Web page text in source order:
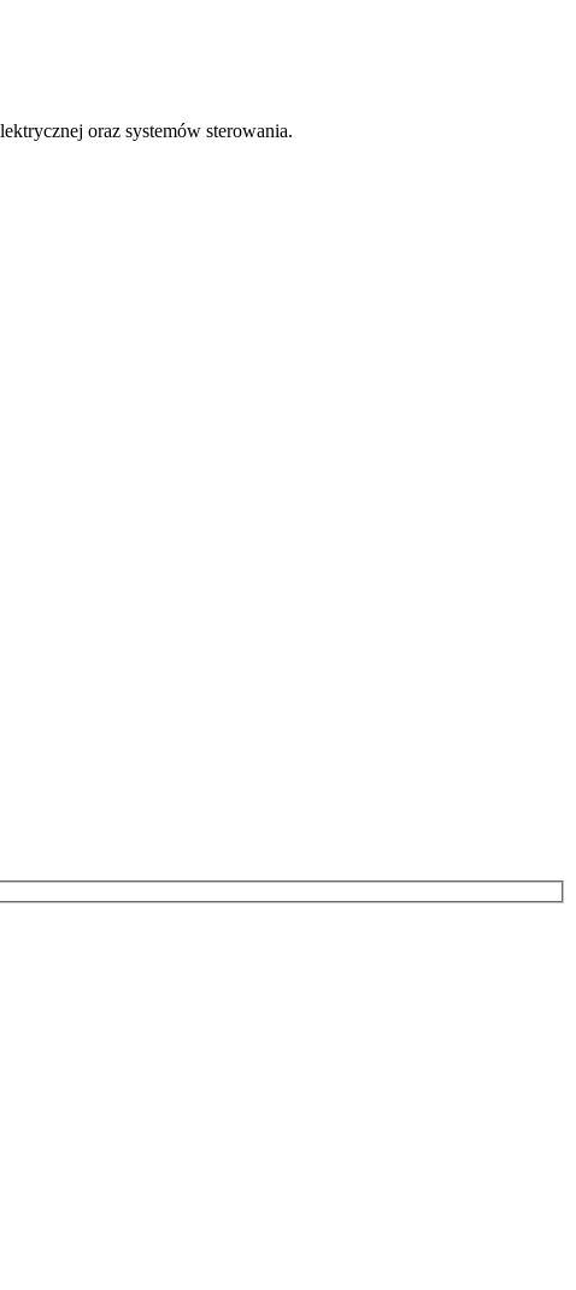
oraz systemów sterowania.